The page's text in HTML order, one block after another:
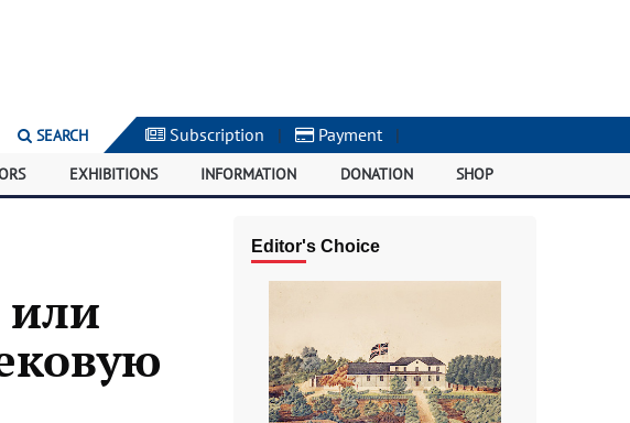
SEARCH Subscription | Payment |
EXHIBITIONS INFORMATION DONATION SHOP
или
Editor's Choice